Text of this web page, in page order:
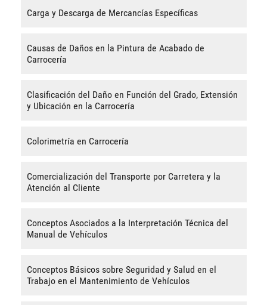
Carga y Descarga de Mercancías Específicas
Causas de Daños en la Pintura de Acabado de
Carrocería
Clasificación del Daño en Función del Grado, Extensión
y Ubicación en la Carrocería
Colorimetría en Carrocería
Comercialización del Transporte por Carretera y la
Atención al Cliente
Conceptos Asociados a la Interpretación Técnica del
Manual de Vehículos
Conceptos Básicos sobre Seguridad y Salud en el
Trabajo en el Mantenimiento de Vehículos